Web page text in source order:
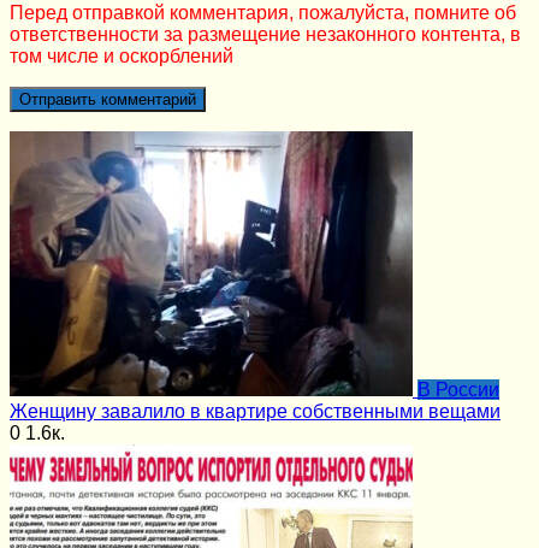
Перед отправкой комментария, пожалуйста, помните об
ответственности за размещение незаконного контента, в
том числе и оскорблений
В России
Женщину завалило в квартире собственными вещами
0 1.6к.